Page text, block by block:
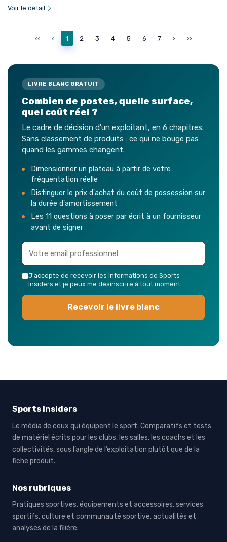
Voir le détail
‹‹ ‹ 1 2 3 4 5 6 7 › ››
LIVRE BLANC GRATUIT
Combien de postes, quelle surface,
quel coût réel ?
Le cadre de décision d'un exploitant, en 6 chapitres.
Sans classement de produits : ce qui ne bouge pas
quand les gammes changent.
Dimensionner un plateau à partir de votre
fréquentation réelle
Distinguer le prix d'achat du coût de possession sur
la durée d'amortissement
Les 11 questions à poser par écrit à un fournisseur
avant de signer
J'accepte de recevoir les informations de Sports
Insiders et je peux me désinscrire à tout moment.
Recevoir le livre blanc
Sports Insiders
Le média de ceux qui équipent le sport. Comparatifs et tests
de matériel écrits pour les clubs, les salles, les coachs et les
collectivités, sous l’angle de l’exploitation plutôt que de la
fiche produit.
Nos rubriques
Pratiques sportives, équipements et accessoires, services
sportifs, culture et communauté sportive, actualités et
analyses de la filière.